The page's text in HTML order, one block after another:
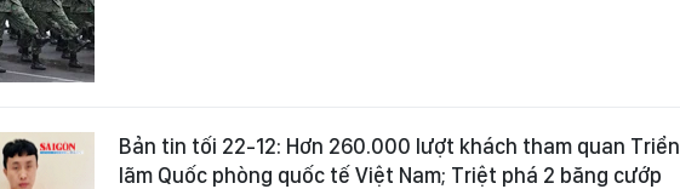
Bản tin tối 22-12: Hơn 260.000 lượt khách tham quan Triển
lãm Quốc phòng quốc tế Việt Nam; Triệt phá 2 băng cướp